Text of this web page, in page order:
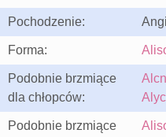
Pochodzenie:
Forma:
Podobnie brzmiące
dla chłopców:
Podobnie brzmiące